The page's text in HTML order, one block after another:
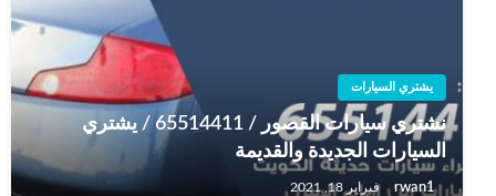
يشتري السيارات
نشتري سيارات القصور / 65514411 / يشتري
السيارات الجديدة والقديمة
rwan1 فبراير 18, 2021